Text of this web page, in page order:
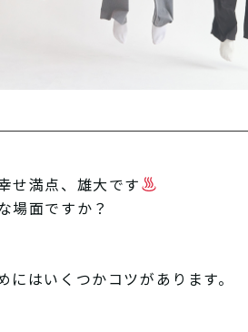
せ満点、雄大です
場面ですか？
はいくつかコツがあります。